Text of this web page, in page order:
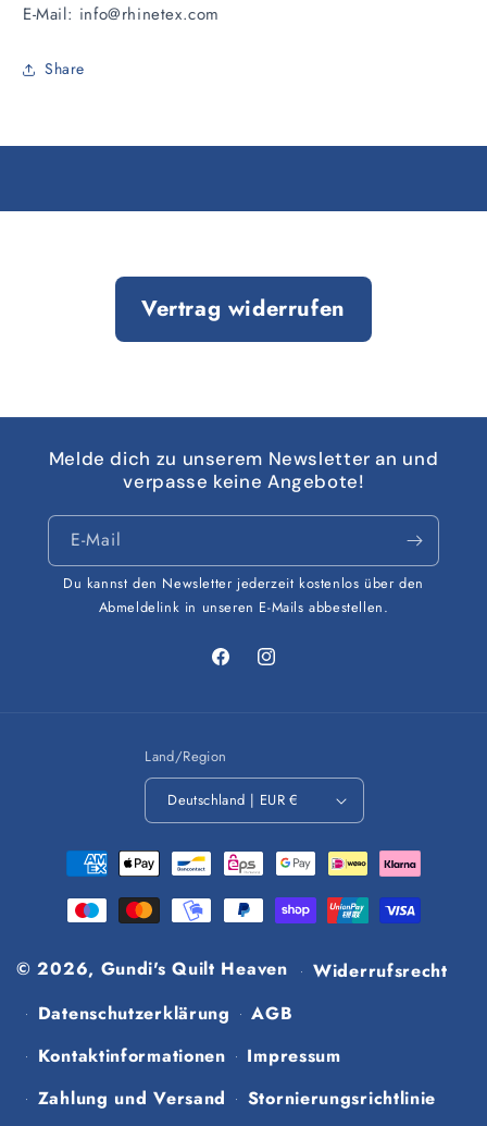
E-Mail: info@rhinetex.com
Share
Vertrag widerrufen
Melde dich zu unserem Newsletter an und
verpasse keine Angebote!
E-Mail
Du kannst den Newsletter jederzeit kostenlos über den
Abmeldelink in unseren E-Mails abbestellen.
FacebookInstagram
Land/Region
Deutschland | EUR €
Zahlungsmethoden
© 2026, Gundi's Quilt Heaven
Widerrufsrecht
Datenschutzerklärung
AGB
Kontaktinformationen
Impressum
Zahlung und Versand
Stornierungsrichtlinie